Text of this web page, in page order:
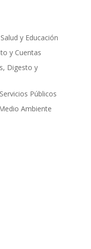
y Educación
y Cuentas
Digesto y
Públicos
Ambiente